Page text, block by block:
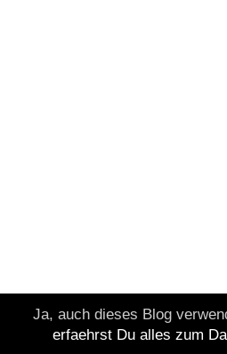
Ja, auch dieses Blog
erfaehrst Du alles zum